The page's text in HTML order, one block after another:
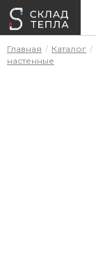
Главная Каталог
настенные